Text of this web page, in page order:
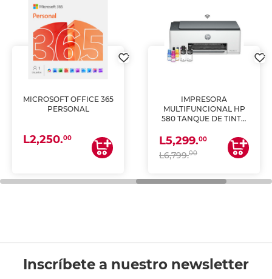
MICROSOFT OFFICE 365
PERSONAL
L2,250.00
IMPRESORA
MULTIFUNCIONAL HP
580 TANQUE DE TINTA
ESCANEA)
L5,299.00
L6,799.00
Inscríbete a nuestro newsletter